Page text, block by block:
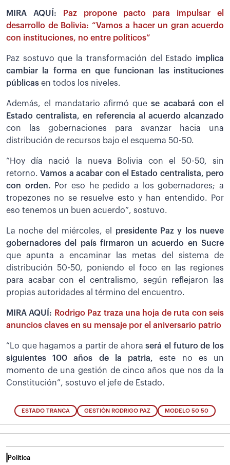
MIRA AQUÍ:
Paz propone pacto para impulsar el
desarrollo de Bolivia: “Vamos a hacer un gran acuerdo
con instituciones, no entre políticos”
Paz sostuvo que la transformación del Estado implica
cambiar la forma en que funcionan las instituciones
públicas en todos los niveles.
Además, el mandatario afirmó quese acabará con el
Estado centralista, en referencia al acuerdo alcanzado
con las gobernaciones para avanzar hacia una
distribución de recursos bajo el esquema 50-50.
“Hoy día nació la nueva Bolivia con el 50-50, sin
retorno.Vamos a acabar con el Estado centralista, pero
con orden. Por eso he pedido a los gobernadores; a
tropezones no se resuelve esto y han entendido. Por
eso tenemos un buen acuerdo”, sostuvo.
La noche del miércoles, el presidente Paz y los nueve
gobernadores del país firmaron un acuerdo en Sucre
que apunta a encaminar las metas del sistema de
distribución 50-50, poniendo el foco en las regiones
para acabar con el centralismo, según reflejaron las
propias autoridades al término del encuentro.
MIRA AQUÍ: Rodrigo Paz traza una hoja de ruta con seis
anuncios claves en su mensaje por el aniversario patrio
“Lo que hagamos a partir de ahoraserá el futuro de los
siguientes 100 años de la patria, este no es un
momento de una gestión de cinco años que nos da la
Constitución”, sostuvo el jefe de Estado.
ESTADO TRANCA GESTIÓN RODRIGO PAZ MODELO 50 50
Política